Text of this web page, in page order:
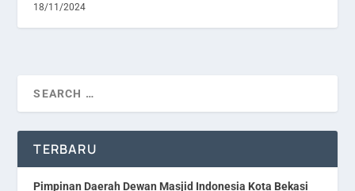
18/11/2024
TERBARU
Pimpinan Daerah Dewan Masjid Indonesia Kota Bekasi